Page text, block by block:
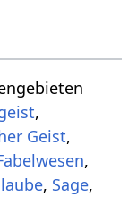
,
Geist,
,
, Sage,